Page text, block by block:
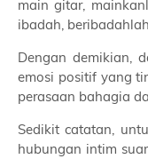
main gitar,
ibadah,
Dengan demikian,
emosi positif yang
perasaan bahagia
Sedikit catatan,
hubungan intim